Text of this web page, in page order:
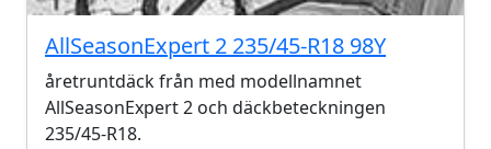
AllSeasonExpert 2 235/45-R18 98Y
åretruntdäck från med modellnamnet
AllSeasonExpert 2 och däckbeteckningen
235/45-R18.